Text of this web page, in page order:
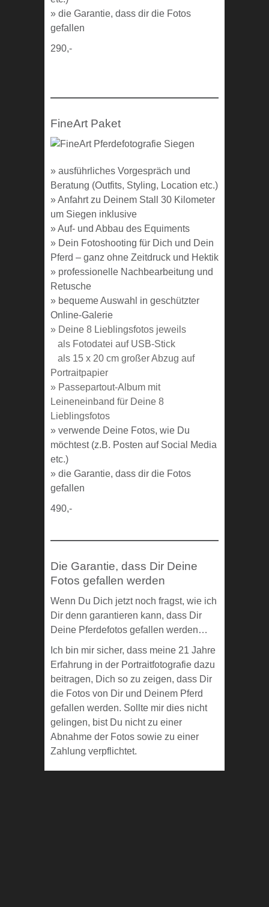
» die Garantie, dass dir die Fotos
gefallen
290,-
FineArt Paket
» ausführliches Vorgespräch und
Beratung (Outfits, Styling, Location etc.)
» Anfahrt zu Deinem Stall 30 Kilometer
um Siegen inklusive
» Auf- und Abbau des Equiments
» Dein Fotoshooting für Dich und Dein
Pferd – ganz ohne Zeitdruck und Hektik
» professionelle Nachbearbeitung und
Retusche
» bequeme Auswahl in geschützter
Online-Galerie
» Deine 8 Lieblingsfotos jeweils
als Fotodatei auf USB-Stick
als 15 x 20 cm großer Abzug auf
Portraitpapier
» Passepartout-Album mit
Leineneinband für Deine 8
Lieblingsfotos
» verwende Deine Fotos, wie Du
möchtest (z.B. Posten auf Social Media
etc.)
» die Garantie, dass dir die Fotos
gefallen
490,-
Die Garantie, dass Dir Deine
Fotos gefallen werden
Wenn Du Dich jetzt noch fragst, wie ich
Dir denn garantieren kann, dass Dir
Deine Pferdefotos gefallen werden…
Ich bin mir sicher, dass meine 21 Jahre
Erfahrung in der Portraitfotografie dazu
beitragen, Dich so zu zeigen, dass Dir
die Fotos von Dir und Deinem Pferd
gefallen werden. Sollte mir dies nicht
gelingen, bist Du nicht zu einer
Abnahme der Fotos sowie zu einer
Zahlung verpflichtet.